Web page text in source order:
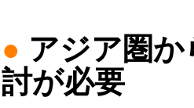
● アジア圏
討が必要